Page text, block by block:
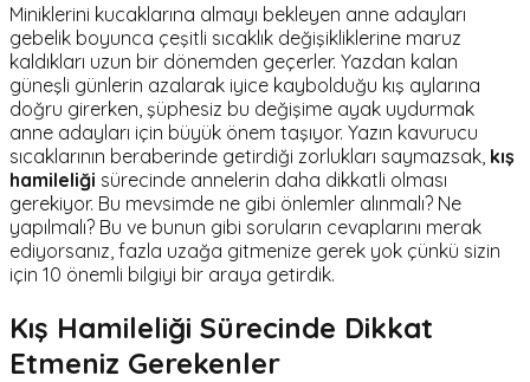
Miniklerini kucaklarına almayı bekleyen anne adayları
gebelik boyunca çeşitli sıcaklık değişikliklerine maruz
kaldıkları uzun bir dönemden geçerler. Yazdan kalan
güneşli günlerin azalarak iyice kaybolduğu kış aylarına
doğru girerken, şüphesiz bu değişime ayak uydurmak
anne adayları için büyük önem taşıyor. Yazın kavurucu
sıcaklarının beraberinde getirdiği zorlukları saymazsak, kış
hamileliği sürecinde annelerin daha dikkatli olması
gerekiyor. Bu mevsimde ne gibi önlemler alınmalı? Ne
yapılmalı? Bu ve bunun gibi soruların cevaplarını merak
ediyorsanız, fazla uzağa gitmenize gerek yok çünkü sizin
için 10 önemli bilgiyi bir araya getirdik.
Kış Hamileliği Sürecinde Dikkat
Etmeniz Gerekenler